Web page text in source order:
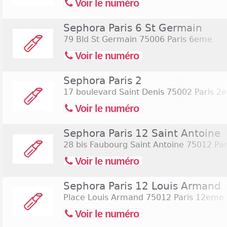
Voir le numéro
Sephora Paris 6 St Germain
79 Bld St Germain 75006 Paris 6eme
Voir le numéro
Sephora Paris 2
17 boulevard Saint Denis 75002 Paris
Voir le numéro
Sephora Paris 12 Saint Antoine
28 bis Faubourg Saint Antoine 75012
Voir le numéro
Sephora Paris 12 Louis Armand
Place Louis Armand 75012 Paris 12eme
Voir le numéro